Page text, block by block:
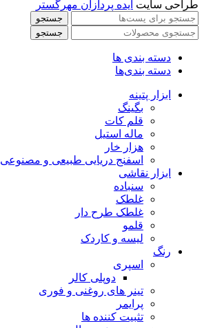
طراحی سایت ایده پردازان مهرگستر
جستجو
جستجو
دسته بندی ها
دسته بندی‌ها
ابزار پتینه
بگینگ
قلم کات
ماله استیل
هزار خار
اسفنج دریایی طبیعی و مصنوعی
ابزار نقاشی
سنباده
غلطک
غلطک طرح دار
قلمو
لیسه و کاردک
رنگ
اسپری
دوپلی کالر
تینر های روغنی و فوری
پرایمر
تثبیت کننده ها